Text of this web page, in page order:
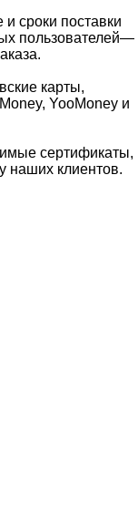
сроки поставки
пользователей—
карты,
YooMoney и
сертификаты,
наших клиентов.